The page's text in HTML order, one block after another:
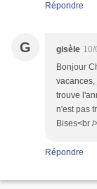
Répondre
G gisèle
Bonjour
trouve
n'est pas
Bises<br /
Répondre